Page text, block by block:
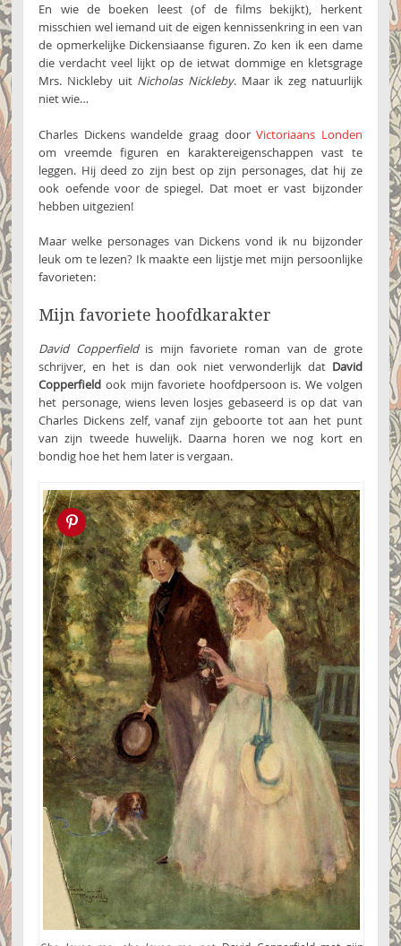
En wie de boeken leest (of de films bekijkt), herkent
misschien wel iemand uit de eigen kennissenkring in een van
de opmerkelijke Dickensiaanse figuren. Zo ken ik een dame
die verdacht veel lijkt op de ietwat dommige en kletsgrage
Mrs. Nickleby uit Nicholas Nickleby. Maar ik zeg natuurlijk
niet wie…
Charles Dickens wandelde graag doorVictoriaans Londen
om vreemde figuren en karaktereigenschappen vast te
leggen. Hij deed zo zijn best op zijn personages, dat hij ze
ook oefende voor de spiegel. Dat moet er vast bijzonder
hebben uitgezien!
Maar welke personages van Dickens vond ik nu bijzonder
leuk om te lezen? Ik maakte een lijstje met mijn persoonlijke
favorieten:
Mijn favoriete hoofdkarakter
David Copperfieldis mijn favoriete roman van de grote
schrijver, en het is dan ook niet verwonderlijk dat David
Copperfield ook mijn favoriete hoofdpersoon is. We volgen
het personage, wiens leven losjes gebaseerd is op dat van
Charles Dickens zelf, vanaf zijn geboorte tot aan het punt
van zijn tweede huwelijk. Daarna horen we nog kort en
bondig hoe het hem later is vergaan.
Pin this!